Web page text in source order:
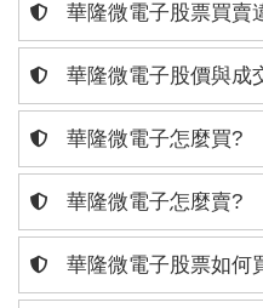
華隆微電子股票買賣
華隆微電子股價與成
華隆微電子怎麼買?
華隆微電子怎麼賣?
華隆微電子股票如何